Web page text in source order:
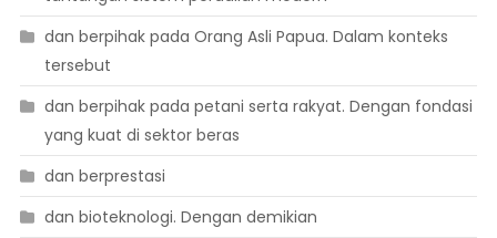
dan berpihak pada Orang Asli Papua. Dalam konteks
tersebut
dan berpihak pada petani serta rakyat. Dengan fondasi
yang kuat di sektor beras
dan berprestasi
dan bioteknologi. Dengan demikian